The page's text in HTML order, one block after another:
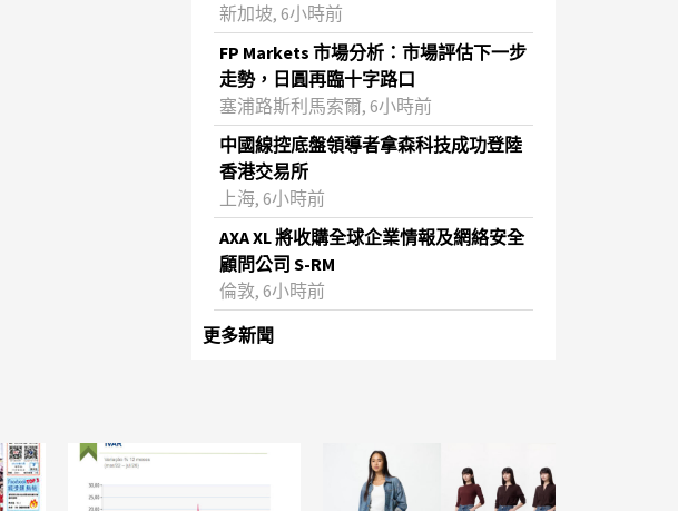
新加坡, 6小時前
FP Markets 市場分析：市場評估下一步
走勢，日圓再臨十字路口
塞浦路斯利馬索爾, 6小時前
中國線控底盤領導者拿森科技成功登陸
香港交易所
上海, 6小時前
AXA XL 將收購全球企業情報及網絡安全
顧問公司 S-RM
倫敦, 6小時前
更多新聞